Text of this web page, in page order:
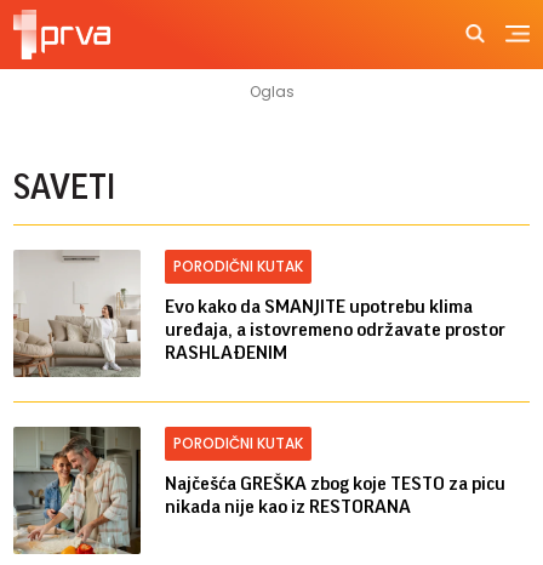
SAVETI
PORODIČNI KUTAK
Evo kako da SMANJITE upotrebu klima
uređaja, a istovremeno održavate prostor
RASHLAĐENIM
PORODIČNI KUTAK
Najčešća GREŠKA zbog koje TESTO za picu
nikada nije kao iz RESTORANA